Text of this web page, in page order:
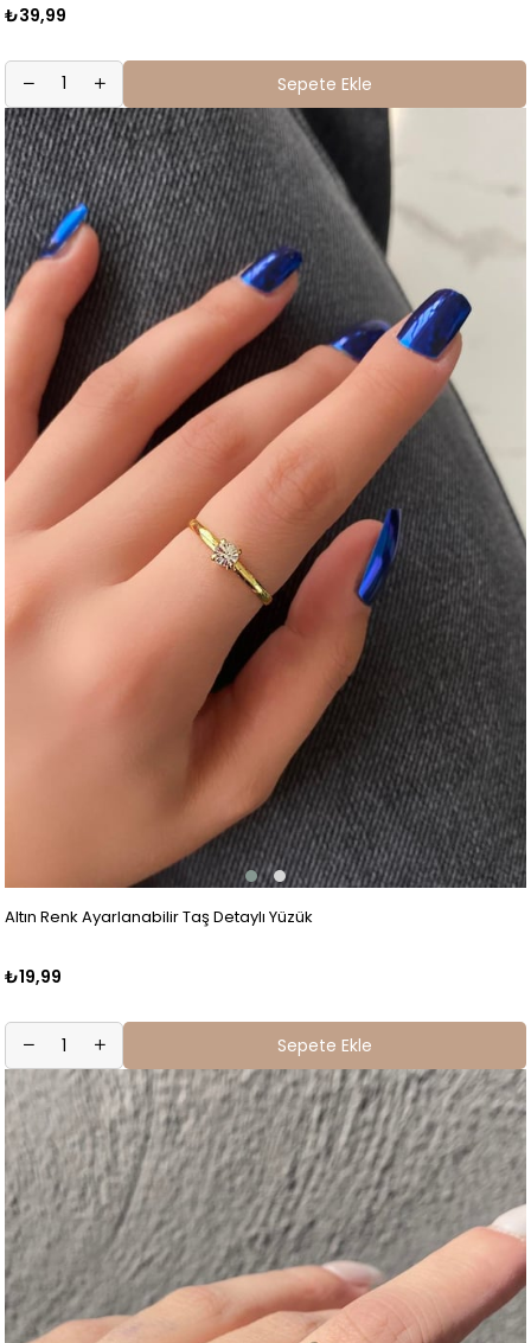
₺39,99
Sepete Ekle
Altın Renk Ayarlanabilir Taş Detaylı Yüzük
₺19,99
Sepete Ekle